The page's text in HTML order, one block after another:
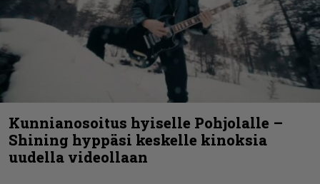
Kunnianosoitus hyiselle Pohjolalle –
Shining hyppäsi keskelle kinoksia
uudella videollaan